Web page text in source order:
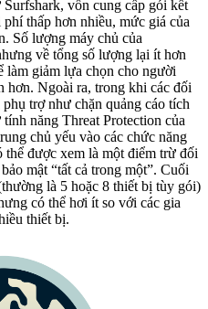
vốn cung cấp gói kết
thấp hơn nhiều, mức giá của
Số lượng máy chủ của
về tổng số lượng lại ít hơn
giảm lựa chọn cho người
hơn. Ngoài ra, trong khi các đối
trợ như chặn quảng cáo tích
năng Threat Protection của
chủ yếu vào các chức năng
được xem là một điểm trừ đối
mật “tất cả trong một”. Cuối
là 5 hoặc 8 thiết bị tùy gói)
có thể hơi ít so với các gia
thiết bị.